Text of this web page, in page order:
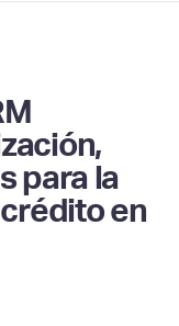
para la
en